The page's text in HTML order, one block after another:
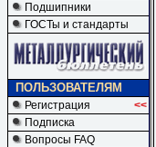
Подшипники
ГОСТы и стандарты
ПОЛЬЗОВАТЕЛЯМ
Регистрация
<<
Подписка
Вопросы FAQ